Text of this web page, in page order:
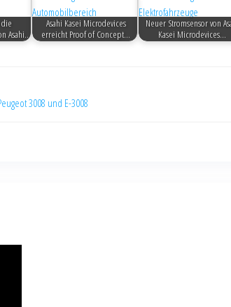
die
Asahi…
Asahi Kasei Microdevices
erreicht Proof of Concept…
Neuer Stromsensor von
Kasei Microdevices…
3008 und E-3008